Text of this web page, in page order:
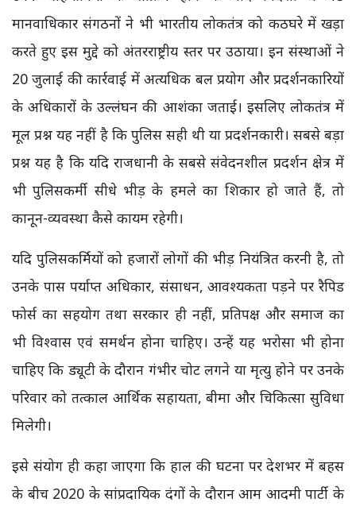
मानवाधिकार संगठनों ने भी भारतीय लोकतंत्र को कठघरे में खड़ा
करते हुए इस मुद्दे को अंतरराष्ट्रीय स्तर पर उठाया। इन संस्थाओं ने
20 जुलाई की कार्रवाई में अत्यधिक बल प्रयोग और प्रदर्शनकारियों
के अधिकारों के उल्लंघन की आशंका जताई। इसलिए लोकतंत्र में
मूल प्रश्न यह नहीं है कि पुलिस सही थी या प्रदर्शनकारी। सबसे बड़ा
प्रश्न यह है कि यदि राजधानी के सबसे संवेदनशील प्रदर्शन क्षेत्र में
भी पुलिसकर्मी सीधे भीड़ के हमले का शिकार हो जाते हैं, तो
कानून-व्यवस्था कैसे कायम रहेगी।
यदि पुलिसकर्मियों को हजारों लोगों की भीड़ नियंत्रित करनी है, तो
उनके पास पर्याप्त अधिकार, संसाधन, आवश्यकता पड़ने पर रैपिड
फोर्स का सहयोग तथा सरकार ही नहीं, प्रतिपक्ष और समाज का
भी विश्वास एवं समर्थन होना चाहिए। उन्हें यह भरोसा भी होना
चाहिए कि ड्यूटी के दौरान गंभीर चोट लगने या मृत्यु होने पर उनके
परिवार को तत्काल आर्थिक सहायता, बीमा और चिकित्सा सुविधा
मिलेगी।
इसे संयोग ही कहा जाएगा कि हाल की घटना पर देशभर में बहस
के बीच 2020 के सांप्रदायिक दंगों के दौरान आम आदमी पार्टी के